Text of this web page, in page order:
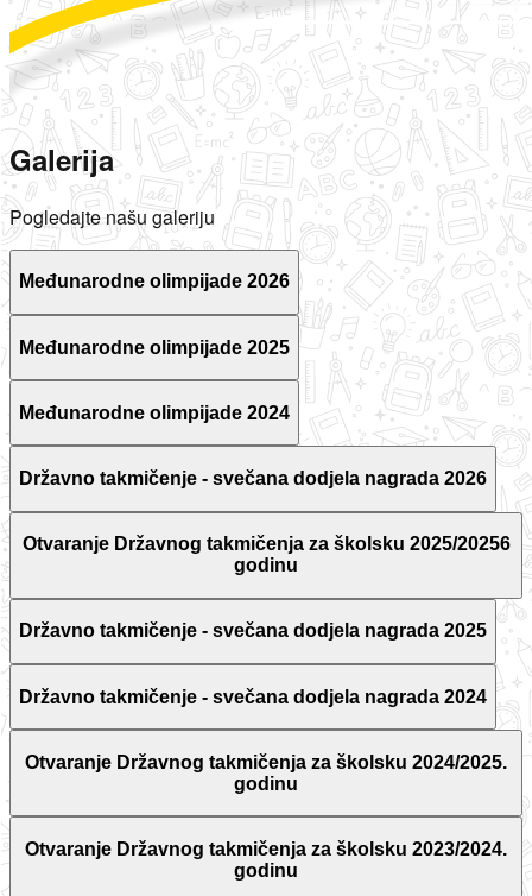
Galerija
Pogledajte našu galeriju
Međunarodne olimpijade 2026
Međunarodne olimpijade 2025
Međunarodne olimpijade 2024
Državno takmičenje - svečana dodjela nagrada 2026
Otvaranje Državnog takmičenja za školsku 2025/20256
godinu
Državno takmičenje - svečana dodjela nagrada 2025
Državno takmičenje - svečana dodjela nagrada 2024
Otvaranje Državnog takmičenja za školsku 2024/2025.
godinu
Otvaranje Državnog takmičenja za školsku 2023/2024.
godinu